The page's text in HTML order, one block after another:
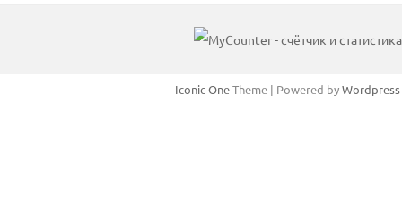
Iconic OneTheme | Powered byWordpress